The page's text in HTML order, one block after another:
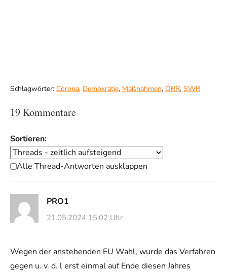
Schlagwörter: Corona, Demokratie, Maßnahmen, ÖRR, SWR
19 Kommentare
Sortieren:
Alle Thread-Antworten ausklappen
PRO1
21.05.2024 15:02 Uhr
Wegen der anstehenden EU Wahl, wurde das Verfahren
gegen u. v. d. l erst einmal auf Ende diesen Jahres